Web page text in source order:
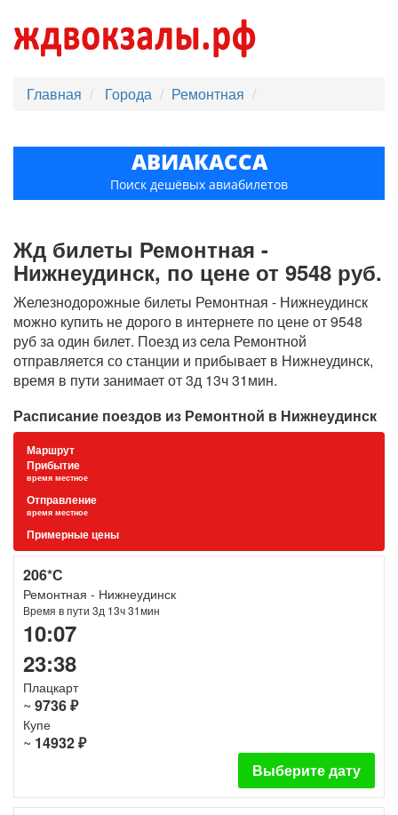
Главная Города Ремонтная
АВИАКАССА
Поиск дешёвых авиабилетов
Жд билеты Ремонтная -
Нижнеудинск, по цене от 9548 руб.
Железнодорожные билеты Ремонтная - Нижнеудинск
можно купить не дорого в интернете по цене от 9548
руб за один билет. Поезд из cела Ремонтной
отправляется со станции и прибывает в Нижнеудинск,
время в пути занимает от 3д 13ч 31мин.
Расписание поездов из Ремонтной в Нижнеудинск
Маршрут
Прибытие
время местное
Отправление
время местное
Примерные цены
206*С
Ремонтная - Нижнеудинск
Время в пути 3д 13ч 31мин
10:07
23:38
Плацкарт
~ 9736 ₽
Купе
~ 14932 ₽
Выберите дату